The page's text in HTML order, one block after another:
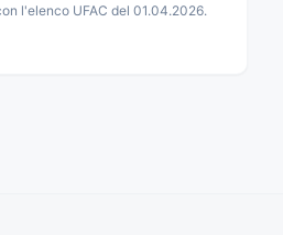
l'elenco UFAC del 01.04.2026.